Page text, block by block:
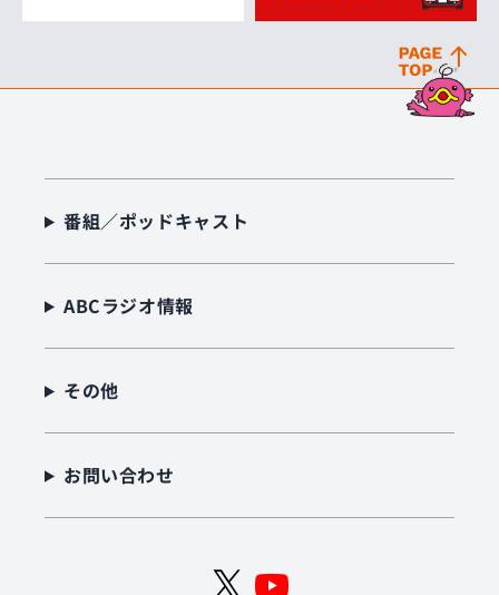
番組／ポッドキャスト
ABCラジオ情報
その他
お問い合わせ